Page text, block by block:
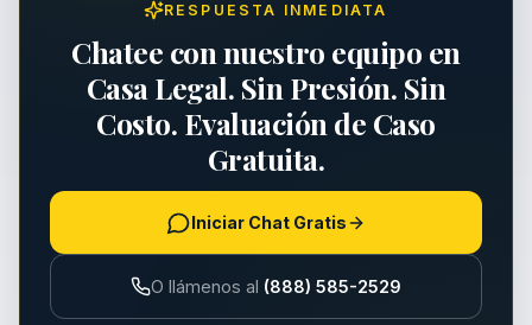
RESPUESTA INMEDIATA
Chatee con nuestro equipo en
Casa Legal. Sin Presión. Sin
Costo. Evaluación de Caso
Gratuita.
Iniciar Chat Gratis
O llámenos al (888) 585-2529